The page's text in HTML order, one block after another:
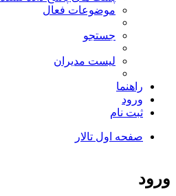
موضوعات فعال
جستجو
لیست مدیران
راهنما
ورود
ثبت نام
صفحه اول تالار
ورود